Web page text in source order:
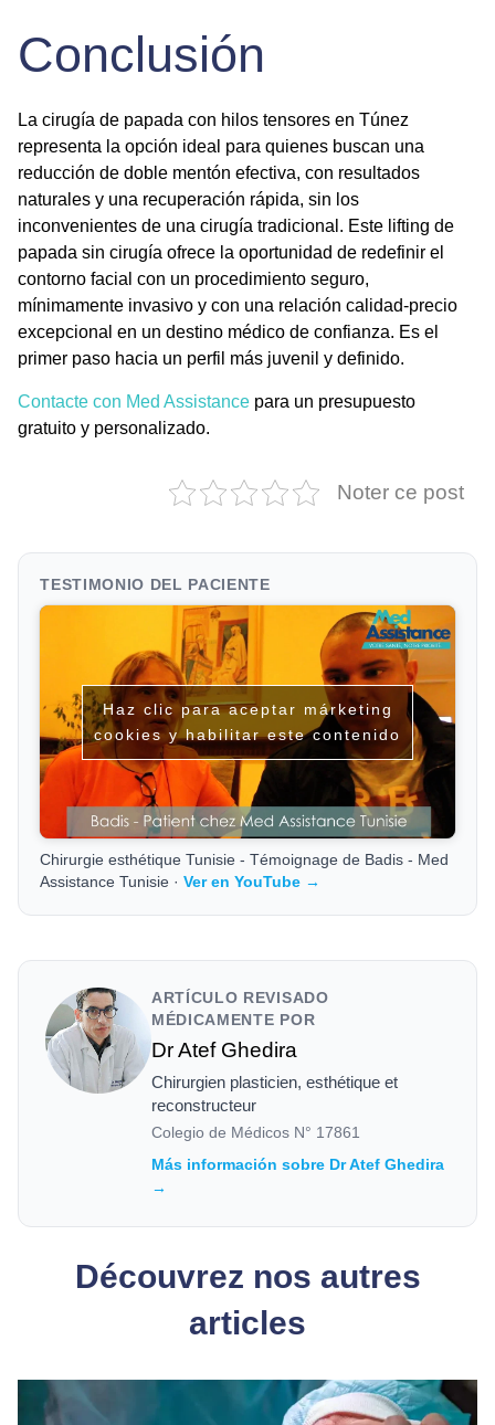
Conclusión
La cirugía de papada con hilos tensores en Túnez
representa la opción ideal para quienes buscan una
reducción de doble mentón efectiva, con resultados
naturales y una recuperación rápida, sin los
inconvenientes de una cirugía tradicional. Este lifting de
papada sin cirugía ofrece la oportunidad de redefinir el
contorno facial con un procedimiento seguro,
mínimamente invasivo y con una relación calidad-precio
excepcional en un destino médico de confianza. Es el
primer paso hacia un perfil más juvenil y definido.
Contacte con Med Assistance para un presupuesto
gratuito y personalizado.
Noter ce post
TESTIMONIO DEL PACIENTE
Haz clic para aceptar márketing
cookies y habilitar este contenido
Chirurgie esthétique Tunisie - Témoignage de Badis - Med
Assistance Tunisie ·Ver en YouTube →
ARTÍCULO REVISADO
MÉDICAMENTE POR
Dr Atef Ghedira
Chirurgien plasticien, esthétique et
reconstructeur
Colegio de Médicos N° 17861
Más información sobre Dr Atef Ghedira
→
Découvrez nos autres
articles